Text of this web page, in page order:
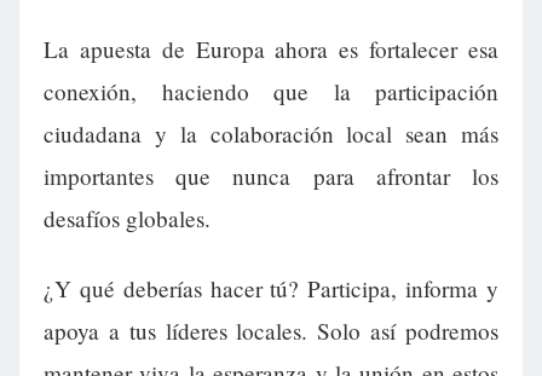
La apuesta de Europa ahora es fortalecer esa
conexión, haciendo que la participación
ciudadana y la colaboración local sean más
importantes que nunca para afrontar los
desafíos globales.
¿Y qué deberías hacer tú? Participa, informa y
apoya a tus líderes locales. Solo así podremos